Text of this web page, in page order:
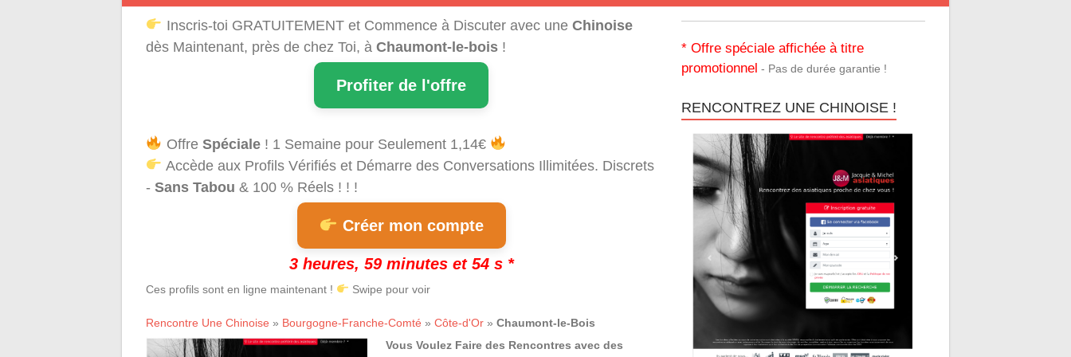
Inscris-toi GRATUITEMENT et Commence à Discuter avec une Chinoise
dès Maintenant, près de chez Toi, à Chaumont-le-bois !
Profiter de l'offre
Offre Spéciale! 1 Semaine pour Seulement 1,14€
Accède aux Profils Vérifiés et Démarre des Conversations Illimitées. Discrets
- Sans Tabou & 100 % Réels ! ! !
Créer mon compte
3 heures, 59 minutes et 53 s *
Ces profils sont en ligne maintenant ! Swipe pour voir
Rencontre Une Chinoise » Bourgogne-Franche-Comté » Côte-d'Or » Chaumont-le-Bois
Vous Voulez Faire des Rencontres avec des
* Offre spéciale affichée à titre
promotionnel - Pas de durée garantie !
RENCONTREZ UNE CHINOISE !